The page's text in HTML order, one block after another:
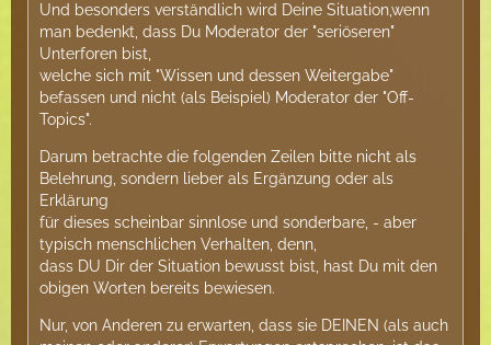
Und besonders verständlich wird Deine Situation,wenn
man bedenkt, dass Du Moderator der "seriöseren"
Unterforen bist,
welche sich mit "Wissen und dessen Weitergabe"
befassen und nicht (als Beispiel) Moderator der "Off-
Topics".
Darum betrachte die folgenden Zeilen bitte nicht als
Belehrung, sondern lieber als Ergänzung oder als
Erklärung
für dieses scheinbar sinnlose und sonderbare, - aber
typisch menschlichen Verhalten, denn,
dass DU Dir der Situation bewusst bist, hast Du mit den
obigen Worten bereits bewiesen.
Nur, von Anderen zu erwarten, dass sie DEINEN (als auch